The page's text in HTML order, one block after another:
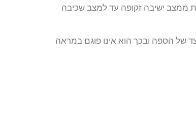
ממצב ישיבה זקופה עד למצב שכיבה
של הספה ובכך הוא אינו פוגם במראה